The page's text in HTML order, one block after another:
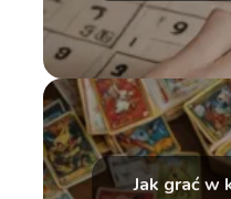
Jak grać w